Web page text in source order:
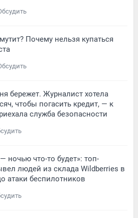
Почему нельзя купаться
бережет. Журналист хотела
чтобы погасить кредит, — к
служба безопасности
ночью что-то будет»: топ-
людей из склада Wildberries в
атаки беспилотников